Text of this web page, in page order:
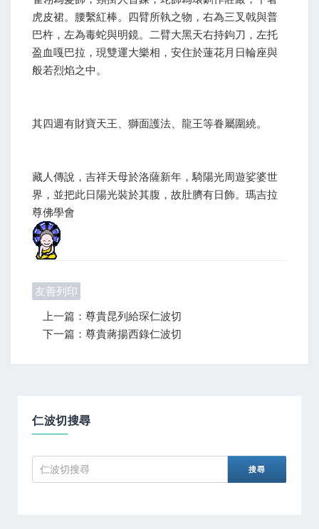
虎皮裙。腰繫紅棒。四臂所執之物，右為三叉戟與普
巴杵，左為毒蛇與明鏡。二臂大黑天右持鉤刀，左托
盈血嘎巴拉，現雙運大樂相，安住於蓮花月日輪座與
般若烈焰之中。
其四週有財寶天王、獅面護法、龍王等眷屬圍繞。
藏人傳說，吉祥天母於洛薩新年，騎陽光周遊娑婆世
界，並把此日陽光裝於其腹，故肚臍有日飾。瑪吉拉
尊佛學會
友善列印
上一篇：尊貴昆列給琛仁波切
下一篇：尊貴蔣揚西錄仁波切
仁波切搜尋